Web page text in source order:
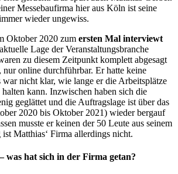
Messebaufirma hier aus Köln ist seine
wieder ungewiss.
Oktober 2020 zum ersten Mal interviewt
Lage der Veranstaltungsbranche
zu diesem Zeitpunkt komplett abgesagt
nur online durchführbar. Er hatte keine
war nicht klar, wie lange er die Arbeitsplätze
kann. Inzwischen haben sich die
geglättet und die Auftragslage ist über das
2020 bis Oktober 2021) wieder bergauf
musste er keinen der 50 Leute aus seinem
Matthias‘ Firma allerdings nicht.
was hat sich in der Firma getan?